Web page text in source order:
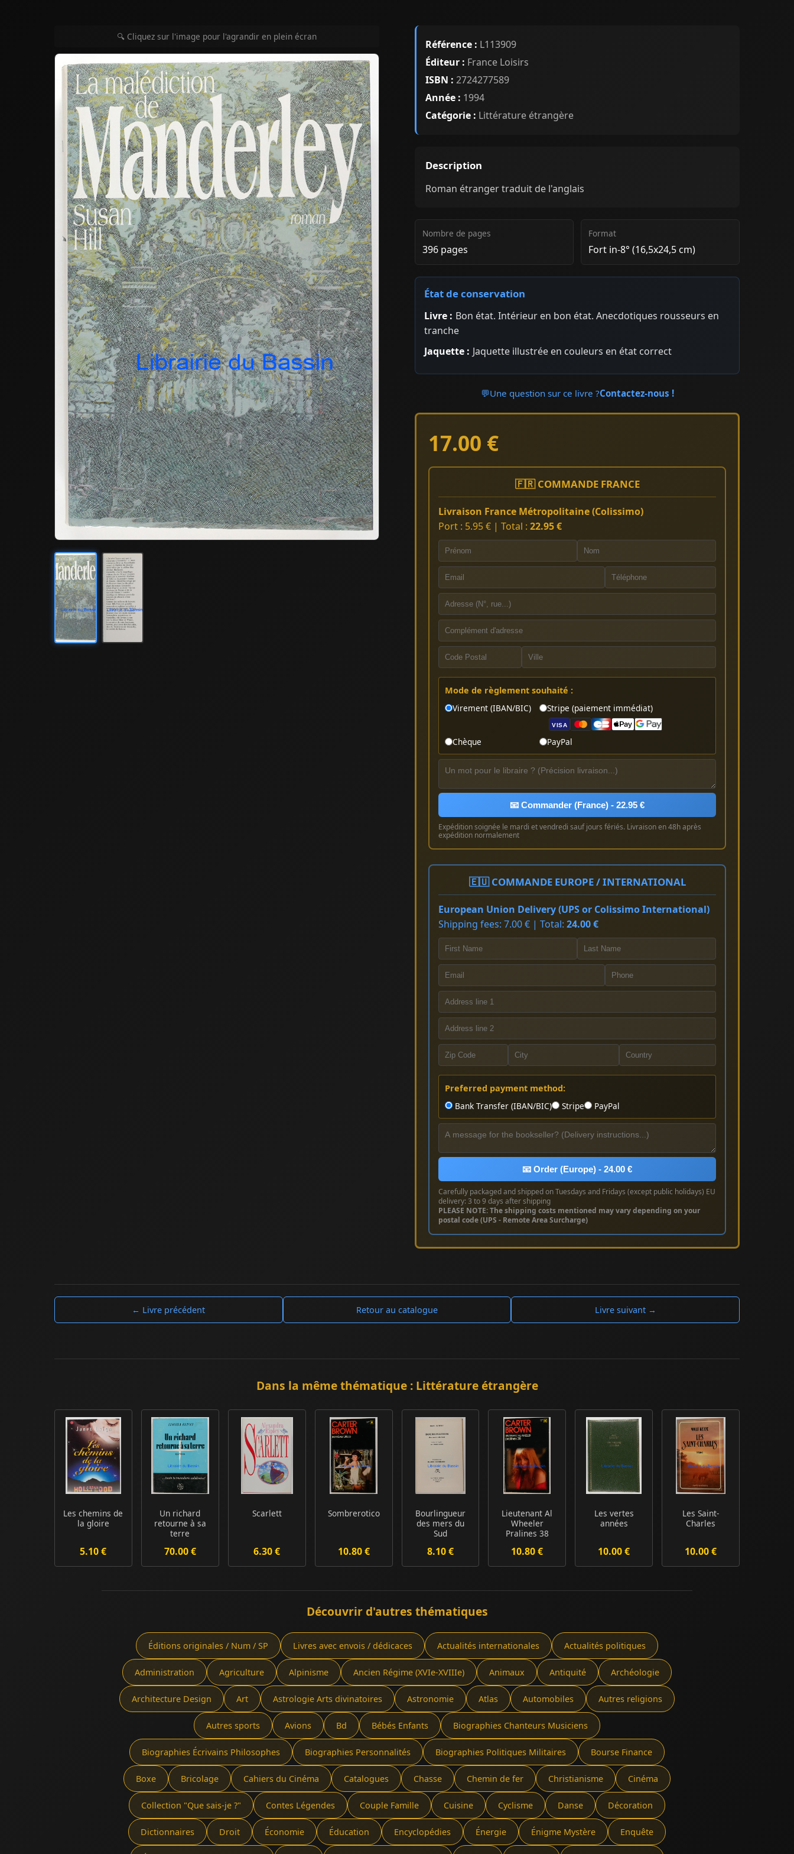
🔍 Cliquez sur l'image pour l'agrandir en plein écran
Référence : L113909
Éditeur : France Loisirs
ISBN : 2724277589
Année : 1994
Catégorie : Littérature étrangère
Description
Roman étranger traduit de l'anglais
Nombre de pages
396 pages
Format
Fort in-8° (16,5x24,5 cm)
État de conservation
Livre : Bon état. Intérieur en bon état. Anecdotiques rousseurs en
tranche
Jaquette : Jaquette illustrée en couleurs en état correct
💬Une question sur ce livre ?Contactez-nous !
17.00 €
🇫🇷 COMMANDE FRANCE
Livraison France Métropolitaine (Colissimo)
Port : 5.95 € | Total : 22.95 €
Mode de règlement souhaité :
Virement (IBAN/BIC)
Stripe (paiement immédiat)
VISA
Chèque PayPal
📧 Commander (France) - 22.95 €
Expédition soignée le mardi et vendredi sauf jours fériés. Livraison en 48h après
expédition normalement
🇪🇺 COMMANDE EUROPE / INTERNATIONAL
European Union Delivery (UPS or Colissimo International)
Shipping fees: 7.00 € | Total: 24.00 €
Preferred payment method:
Bank Transfer (IBAN/BIC)
Stripe PayPal
📧 Order (Europe) - 24.00 €
Carefully packaged and shipped on Tuesdays and Fridays (except public holidays) EU
delivery: 3 to 9 days after shipping
PLEASE NOTE: The shipping costs mentioned may vary depending on your
postal code (UPS - Remote Area Surcharge)
← Livre précédent Retour au catalogue Livre suivant →
Dans la même thématique : Littérature étrangère
Les chemins de
la gloire
5.10 €
Un richard
retourne à sa
terre
70.00 €
Scarlett
6.30 €
Sombrerotico
10.80 €
Bourlingueur
des mers du
Sud
8.10 €
Lieutenant Al
Wheeler
Pralines 38
10.80 €
Les vertes
années
10.00 €
Les Saint-
Charles
10.00 €
Découvrir d'autres thématiques
Éditions originales / Num / SP Livres avec envois / dédicaces Actualités internationales Actualités politiques
Administration Agriculture Alpinisme Ancien Régime (XVIe-XVIIIe) Animaux Antiquité Archéologie
Architecture Design Art Astrologie Arts divinatoires Astronomie Atlas Automobiles Autres religions
Autres sports Avions Bd Bébés Enfants Biographies Chanteurs Musiciens
Biographies Écrivains Philosophes Biographies Personnalités Biographies Politiques Militaires Bourse Finance
Boxe Bricolage Cahiers du Cinéma Catalogues Chasse Chemin de fer Christianisme Cinéma
Collection "Que sais-je ?" Contes Légendes Couple Famille Cuisine Cyclisme Danse Décoration
Dictionnaires Droit Économie Éducation Encyclopédies Énergie Énigme Mystère Enquête